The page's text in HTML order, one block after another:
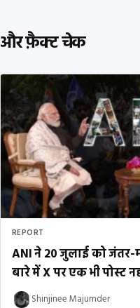
और फ़ैक्ट चेक
REPORT
ANI ने 20 जुलाई को जंतर-
बारे में X पर एक भी पोस्ट
Shinjinee Majumder